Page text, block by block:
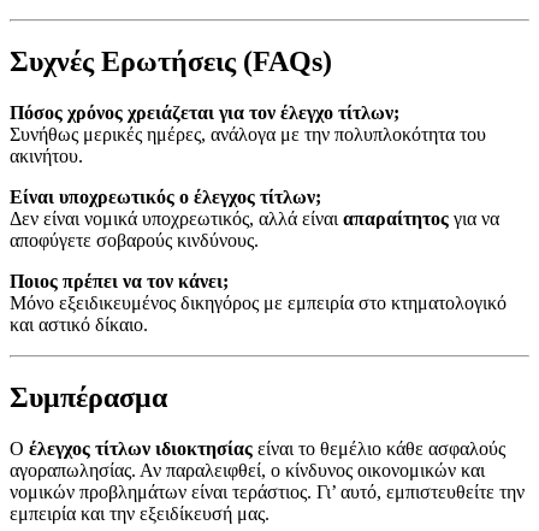
Συχνές Ερωτήσεις (FAQs)
Πόσος χρόνος χρειάζεται για τον έλεγχο τίτλων;
Συνήθως μερικές ημέρες, ανάλογα με την πολυπλοκότητα του
ακινήτου.
Είναι υποχρεωτικός ο έλεγχος τίτλων;
Δεν είναι νομικά υποχρεωτικός, αλλά είναι απαραίτητος για να
αποφύγετε σοβαρούς κινδύνους.
Ποιος πρέπει να τον κάνει;
Μόνο εξειδικευμένος δικηγόρος με εμπειρία στο κτηματολογικό
και αστικό δίκαιο.
Συμπέρασμα
Ο έλεγχος τίτλων ιδιοκτησίας είναι το θεμέλιο κάθε ασφαλούς
αγοραπωλησίας. Αν παραλειφθεί, ο κίνδυνος οικονομικών και
νομικών προβλημάτων είναι τεράστιος. Γι’ αυτό, εμπιστευθείτε την
εμπειρία και την εξειδίκευσή μας.